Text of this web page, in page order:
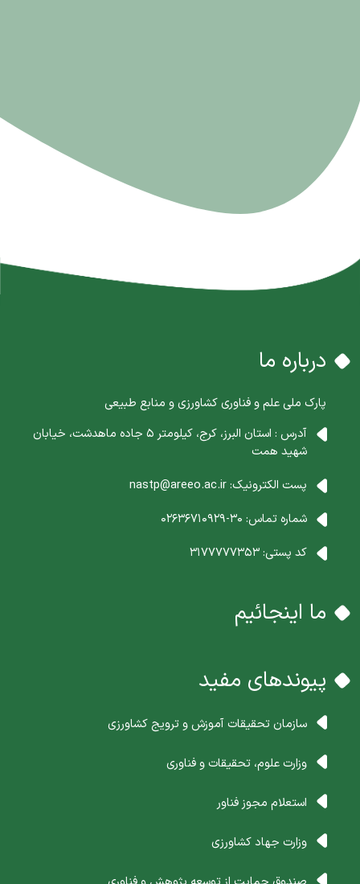
درباره ما
پارک ملی علم و فناوری کشاورزی و منابع طبیعی
آدرس : استان البرز، کرج، کیلومتر 5 جاده ماهدشت، خیابان
شهید همت
پست الکترونیک:nastp@areeo.ac.ir
شماره تماس: 30-02636710929
کد پستی:3177777353
ما اینجائیم
پیوندهای مفید
سازمان تحقیقات آموزش و ترویج کشاورزی
وزارت علوم، تحقیقات و فناوری
استعلام مجوز فناور
وزارت جهاد کشاورزی